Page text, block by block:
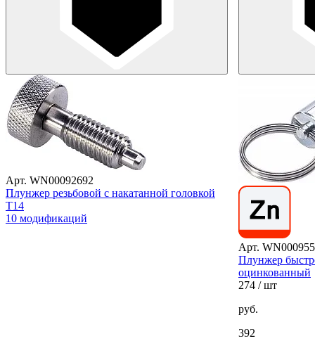
Арт. WN00092692
Плунжер резьбовой с накатанной головкой
T14
10 модификаций
Арт.
Плунжер
оцинкованный
274 / шт
руб.
392